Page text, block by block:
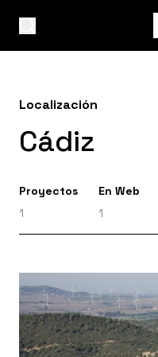
Localización
Cádiz
Proyectos
1
En Web
1